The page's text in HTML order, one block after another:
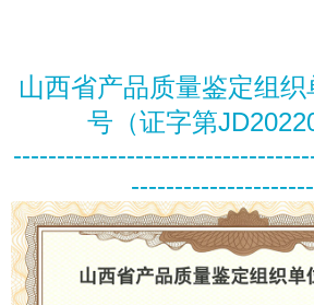
山西省产品质量鉴定组织
号（证字第